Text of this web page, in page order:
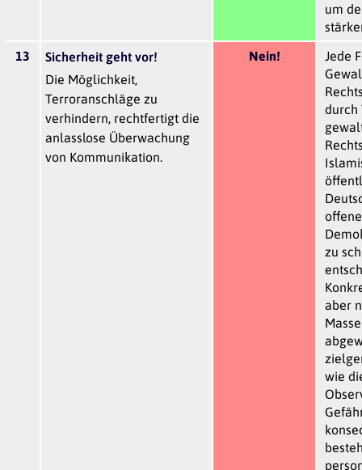
um
13
Sicherheit geht vor!
Die Möglichkeit,
Terroranschläge zu
verhindern, rechtfertigt die
anlasslose Überwachung
von Kommunikation.
Nein!
Jede
durch
zu
aber
wie